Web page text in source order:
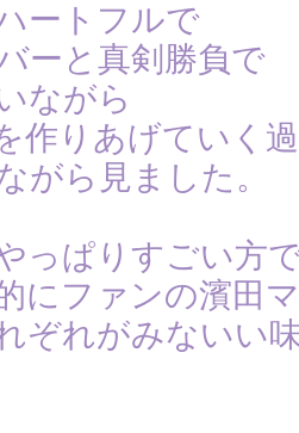
ートフルで
ーと真剣勝負で
ながら
作りあげていく
がら見ました。
っぱりすごい方
にファンの濱田
ぞれがみないい